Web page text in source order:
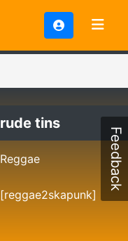
rude tins
Reggae
[reggae2skapunk]
Feedback